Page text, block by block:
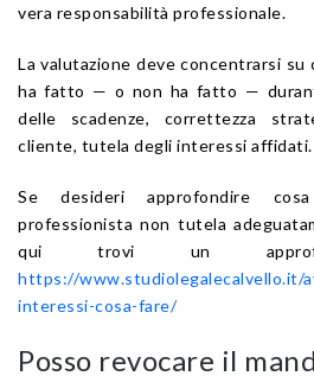
vera responsabilità professionale.
La valutazione deve concentrarsi
ha fatto — o non ha fatto —
delle scadenze, correttezza
cliente, tutela degli interessi affidati.
Se desideri approfondire
professionista non tutela
qui trovi un
https://www.studiolegalecalvello.it/
interessi-cosa-fare/
Posso revocare il